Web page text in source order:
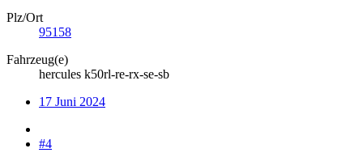
Plz/Ort
95158
Fahrzeug(e)
hercules k50rl-re-rx-se-sb
17 Juni 2024
#4